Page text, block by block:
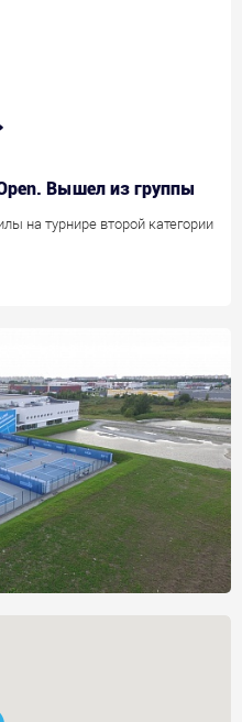
Вышел из группы
на турнире второй категории